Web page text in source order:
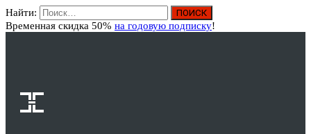
Найти:
Временная скидка 50% на годовую подписку!